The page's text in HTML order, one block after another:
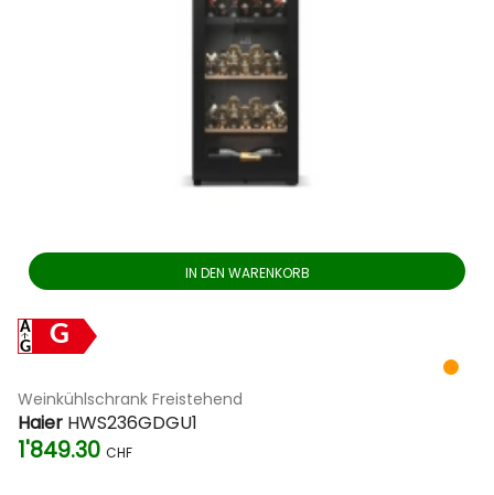
IN DEN WARENKORB
G
Weinkühlschrank Freistehend
Haier HWS236GDGU1
1'849.30 CHF